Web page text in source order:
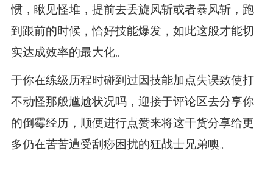
惯，瞅见怪堆，提前去丢旋风斩或者暴风斩，跑
到跟前的时候，恰好技能爆发，如此这般才能切
实达成效率的最大化。
于你在练级历程时碰到过因技能加点失误致使打
不动怪那般尴尬状况吗，迎接于评论区去分享你
的倒霉经历，顺便进行点赞来将这干货分享给更
多仍在苦苦遭受刮痧困扰的狂战士兄弟噢。